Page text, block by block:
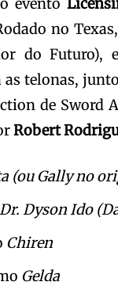
no
do Futuro),
as telonas,
de Sword
Robert
(ou Gally no
Dr. Dyson Ido
Chiren
Gelda